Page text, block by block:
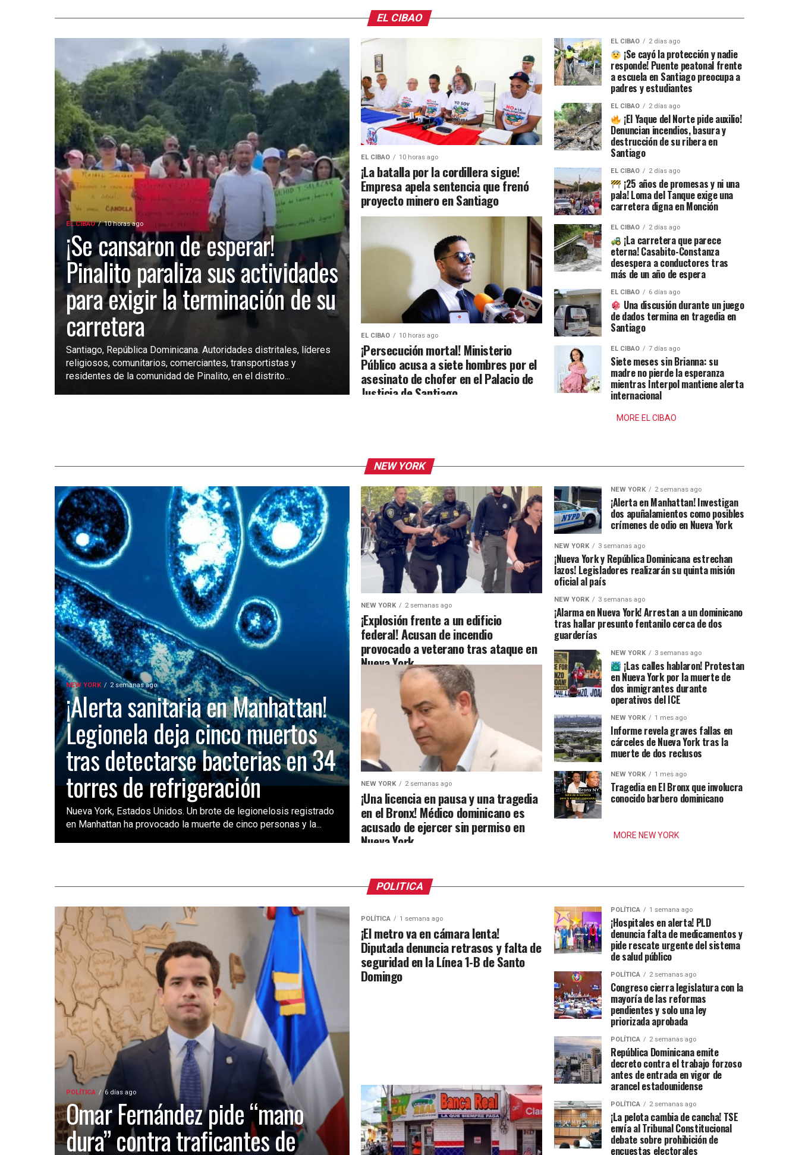
EL CIBAO
EL CIBAO 10 horas ago
¡Se cansaron de esperar!
Pinalito paraliza sus actividades
para exigir la terminación de su
carretera
Santiago, República Dominicana. Autoridades distritales, líderes
religiosos, comunitarios, comerciantes, transportistas y
residentes de la comunidad de Pinalito, en el distrito...
EL CIBAO 10 horas ago
¡La batalla por la cordillera sigue!
Empresa apela sentencia que frenó
proyecto minero en Santiago
EL CIBAO 10 horas ago
¡Persecución mortal! Ministerio
Público acusa a siete hombres por el
asesinato de chofer en el Palacio de
Justicia de Santiago
EL CIBAO 2 días ago
¡Se cayó la protección y nadie
responde! Puente peatonal frente
a escuela en Santiago preocupa a
padres y estudiantes
EL CIBAO 2 días ago
¡El Yaque del Norte pide auxilio!
Denuncian incendios, basura y
destrucción de su ribera en
Santiago
EL CIBAO 2 días ago
¡25 años de promesas y ni una
pala! Loma del Tanque exige una
carretera digna en Monción
EL CIBAO 2 días ago
¡La carretera que parece
eterna! Casabito-Constanza
desespera a conductores tras
más de un año de espera
EL CIBAO 6 días ago
Una discusión durante un juego
de dados termina en tragedia en
Santiago
EL CIBAO 7 días ago
Siete meses sin Brianna: su
madre no pierde la esperanza
mientras Interpol mantiene alerta
internacional
MORE EL CIBAO
NEW YORK
NEW YORK 2 semanas ago
¡Alerta sanitaria en Manhattan!
Legionela deja cinco muertos
tras detectarse bacterias en 34
torres de refrigeración
Nueva York, Estados Unidos. Un brote de legionelosis registrado
en Manhattan ha provocado la muerte de cinco personas y la...
NEW YORK 2 semanas ago
¡Explosión frente a un edificio
federal! Acusan de incendio
provocado a veterano tras ataque en
Nueva York
NEW YORK 2 semanas ago
¡Una licencia en pausa y una tragedia
en el Bronx! Médico dominicano es
acusado de ejercer sin permiso en
Nueva York
NEW YORK 2 semanas ago
¡Alerta en Manhattan! Investigan
dos apuñalamientos como posibles
crímenes de odio en Nueva York
NEW YORK 3 semanas ago
¡Nueva York y República Dominicana estrechan
lazos! Legisladores realizarán su quinta misión
oficial al país
NEW YORK 3 semanas ago
¡Alarma en Nueva York! Arrestan a un dominicano
tras hallar presunto fentanilo cerca de dos
guarderías
NEW YORK 3 semanas ago
¡Las calles hablaron! Protestan
en Nueva York por la muerte de
dos inmigrantes durante
operativos del ICE
NEW YORK 1 mes ago
Informe revela graves fallas en
cárceles de Nueva York tras la
muerte de dos reclusos
NEW YORK 1 mes ago
Tragedia en El Bronx que involucra
conocido barbero dominicano
MORE NEW YORK
POLITICA
POLÍTICA 6 días ago
Omar Fernández pide “mano
dura” contra traficantes de
POLÍTICA 1 semana ago
¡El metro va en cámara lenta!
Diputada denuncia retrasos y falta de
seguridad en la Línea 1-B de Santo
Domingo
POLÍTICA 1 semana ago
¡Hospitales en alerta! PLD
denuncia falta de medicamentos y
pide rescate urgente del sistema
de salud público
POLÍTICA 2 semanas ago
Congreso cierra legislatura con la
mayoría de las reformas
pendientes y solo una ley
priorizada aprobada
POLÍTICA 2 semanas ago
República Dominicana emite
decreto contra el trabajo forzoso
antes de entrada en vigor de
arancel estadounidense
POLÍTICA 2 semanas ago
¡La pelota cambia de cancha! TSE
envía al Tribunal Constitucional
debate sobre prohibición de
encuestas electorales